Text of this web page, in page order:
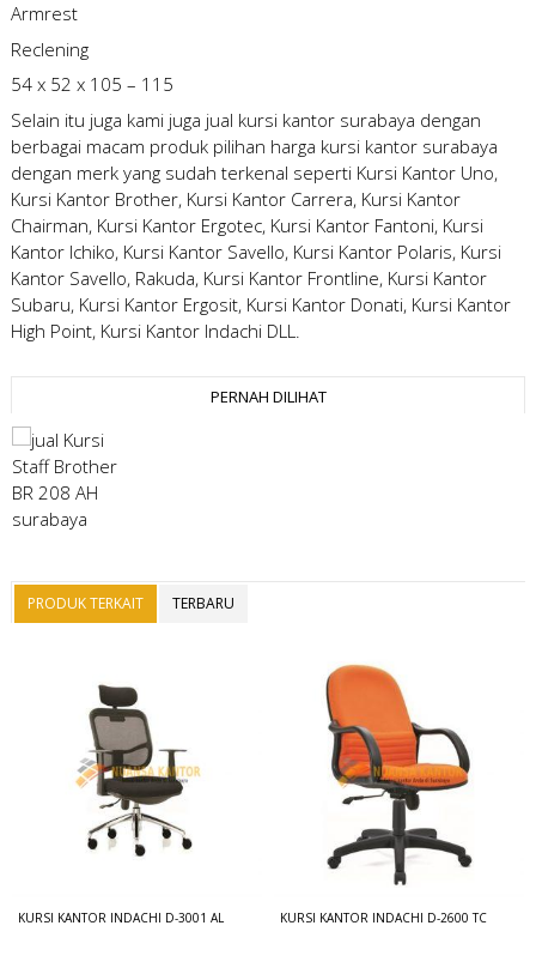
Armrest
Reclening
54 x 52 x 105 – 115
Selain itu juga kami juga jual kursi kantor surabaya dengan
berbagai macam produk pilihan harga kursi kantor surabaya
dengan merk yang sudah terkenal seperti Kursi Kantor Uno,
Kursi Kantor Brother, Kursi Kantor Carrera, Kursi Kantor
Chairman, Kursi Kantor Ergotec, Kursi Kantor Fantoni, Kursi
Kantor Ichiko, Kursi Kantor Savello, Kursi Kantor Polaris, Kursi
Kantor Savello, Rakuda, Kursi Kantor Frontline, Kursi Kantor
Subaru, Kursi Kantor Ergosit, Kursi Kantor Donati, Kursi Kantor
High Point, Kursi Kantor Indachi DLL.
PERNAH DILIHAT
PRODUK TERKAIT TERBARU
KURSI KANTOR INDACHI D-3001 AL KURSI KANTOR INDACHI D-2600 TC